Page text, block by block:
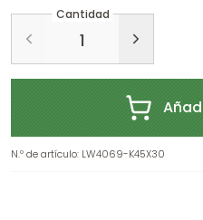
Cantidad
N.º de artículo: LW4069-K45X30